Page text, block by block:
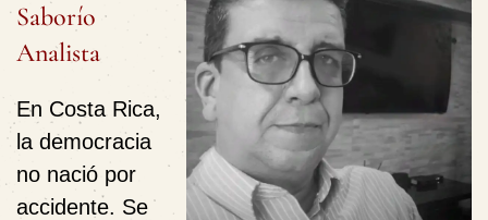
Saborío
Analista
En Costa Rica,
la democracia
no nació por
accidente. Se